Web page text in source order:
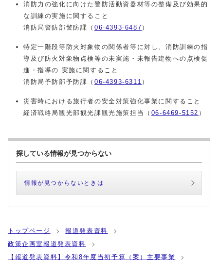
消防力の強化に向けた警防活動資器材等の整備及び効果的
な訓練の実施に関すること
消防局警防部警防課（ 06-4393-6487 ）
特定一階段等防火対象物の関係者等に対し、消防訓練の指
導及び防火対象物点検等の未実施・未報告建物への点検促
進・指導の 実施に関すること
消防局予防部予防課（ 06-4393-6311 ）
災害時における旅行者の安全対策強化事業に関すること
経済戦略局観光部観光課観光施策担当（ 06-6469-5152 ）
探している情報が見つからない
情報が見つからないときは
トップページ
報道発表資料
政策企画室報道発表資料
【報道発表資料】令和8年度当初予算（案）主要事業